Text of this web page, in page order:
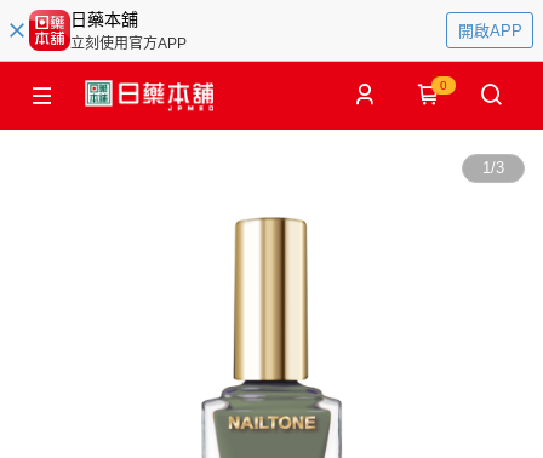
日藥本舖
立刻使用官方APP
開啟APP
0
1/3